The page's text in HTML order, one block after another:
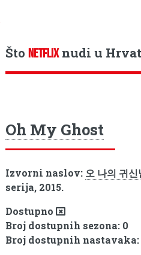
ŠtoNETFLIXnudi u
Oh My Ghost
Izvorni naslov: 오 나의 귀신
serija, 2015.
Dostupno
Broj dostupnih sezona: 0
Broj dostupnih nastavaka:
Toggle